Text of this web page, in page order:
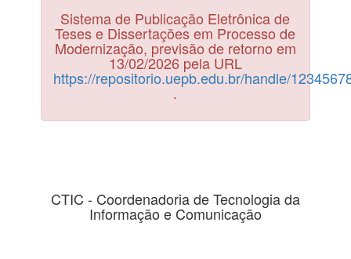
Sistema de Publicação Eletrônica de
Teses e Dissertações em Processo de
Modernização, previsão de retorno em
13/02/2026 pela URL
https://repositorio.uepb.edu.br/handle/
.
CTIC - Coordenadoria de Tecnologia da
Informação e Comunicação